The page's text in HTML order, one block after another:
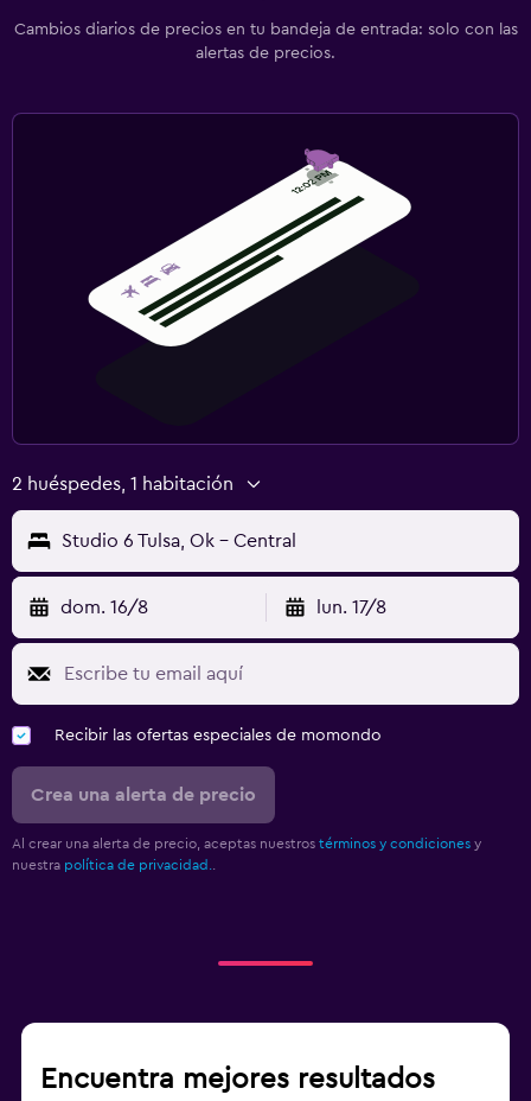
Cambios diarios de precios en tu bandeja de entrada: solo con las
alertas de precios.
2 huéspedes, 1 habitación
Studio 6 Tulsa, Ok - Central
dom. 16/8 lun. 17/8
Recibir las ofertas especiales de momondo
Crea una alerta de precio
Al crear una alerta de precio, aceptas nuestros términos y condiciones y
nuestra política de privacidad.
Encuentra mejores resultados